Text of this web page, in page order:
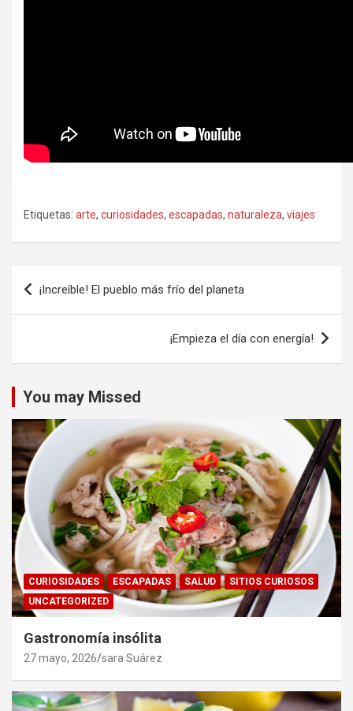
Etiquetas: arte, curiosidades, escapadas, naturaleza, viajes
Navegación
de
¡Increíble! El pueblo más frío del planeta
¡Empieza el día con energía!
You may Missed
CURIOSIDADES ESCAPADAS SALUD
SITIOS CURIOSOS
UNCATEGORIZED
Gastronomía insólita
27 mayo, 2026 sara Suárez